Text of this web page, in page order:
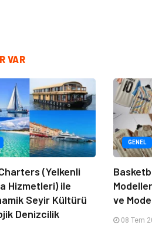
VAR
(Yelkenli
Hizmetleri) ile
Seyir Kültürü
Denizcilik
GENEL
ve
08 Tem